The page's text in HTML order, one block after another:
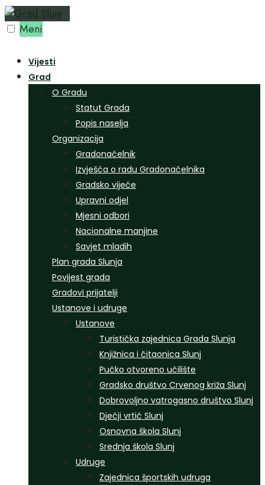
Preskoči
na Meni
Vijesti
Grad
O Gradu
Statut Grada
Popis naselja
Organizacija
Gradonačelnik
Izvješća o radu Gradonačelnika
Gradsko vijeće
Upravni odjel
Mjesni odbori
Nacionalne manjine
Savjet mladih
Plan grada Slunja
Povijest grada
Gradovi prijatelji
Ustanove i udruge
Ustanove
Turistička zajednica Grada Slunja
Knjižnica i čitaonica Slunj
Pučko otvoreno učilište
Gradsko društvo Crvenog križa Slunj
Dobrovoljno vatrogasno društvo Slunj
Dječji vrtić Slunj
Osnovna škola Slunj
Srednja škola Slunj
Udruge
Zajednica športskih udruga